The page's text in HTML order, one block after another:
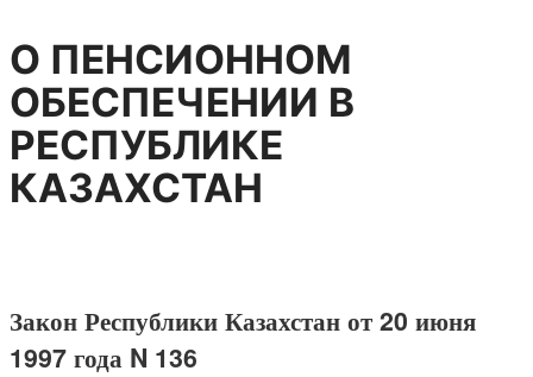
О ПЕНСИОННОМ
ОБЕСПЕЧЕНИИ В
РЕСПУБЛИКЕ
КАЗАХСТАН
Закон Республики Казахстан от 20 июня
1997 года N 136